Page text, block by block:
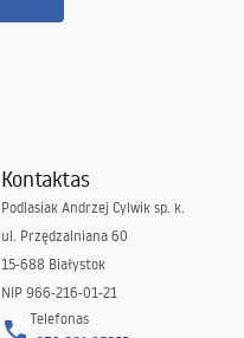
Kontaktas
Podlasiak Andrzej Cylwik sp. k.
ul. Przędzalniana 60
15-688 Białystok
NIP 966-216-01-21
Telefonas